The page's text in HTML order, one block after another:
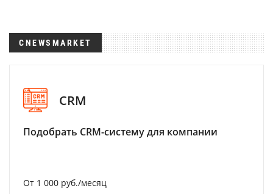
CNEWSMARKET
CRM
Подобрать CRM-систему для компании
От 1 000 руб./месяц